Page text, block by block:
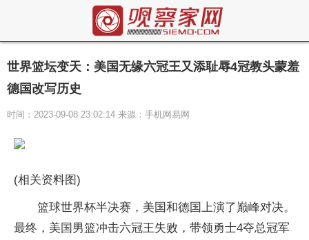
世界篮坛变天：美国无缘六冠王又添耻辱4冠教头蒙羞
德国改写历史
时间：2023-09-08 23:02:14 来源：手机网易网
(相关资料图)
篮球世界杯半决赛，美国和德国上演了巅峰对决。
最终，美国男篮冲击六冠王失败，带领勇士4夺总冠军